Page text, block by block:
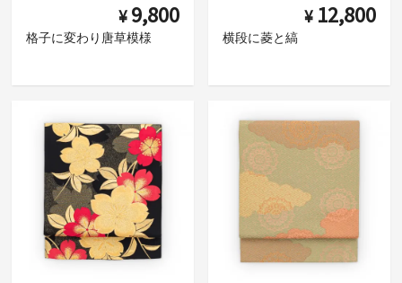
¥ 9,800
格子に変わり唐草模様
¥ 12,800
横段に菱と縞